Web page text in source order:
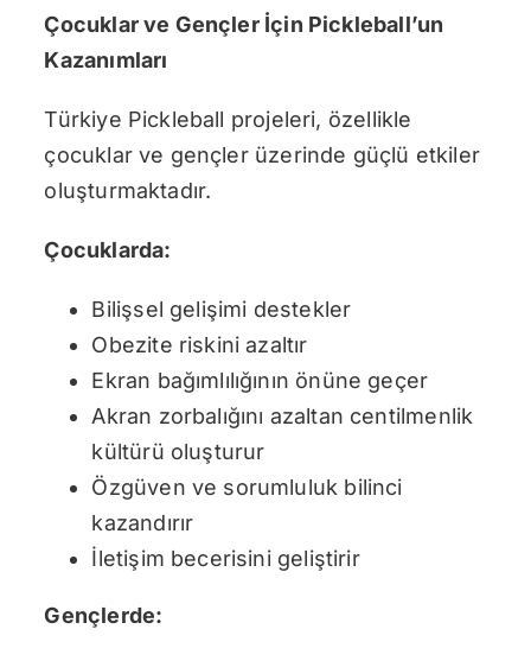
Çocuklar ve Gençler İçin Pickleball’un
Kazanımları
Türkiye Pickleball projeleri, özellikle
çocuklar ve gençler üzerinde güçlü etkiler
oluşturmaktadır.
Çocuklarda:
Bilişsel gelişimi destekler
Obezite riskini azaltır
Ekran bağımlılığının önüne geçer
Akran zorbalığını azaltan centilmenlik
kültürü oluşturur
Özgüven ve sorumluluk bilinci
kazandırır
İletişim becerisini geliştirir
Gençlerde: